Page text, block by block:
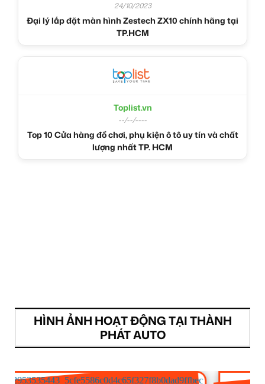
24/10/2023
Đại lý lắp đặt màn hình Zestech ZX10 chính hãng tại
TP.HCM
Toplist.vn
--/--/----
Top 10 Cửa hàng đồ chơi, phụ kiện ô tô uy tín và chất
lượng nhất TP. HCM
HÌNH ẢNH HOẠT ĐỘNG TẠI THÀNH
PHÁT AUTO